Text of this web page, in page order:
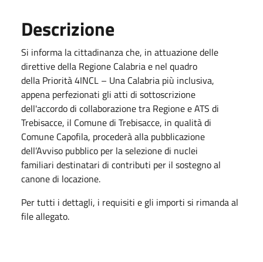
Descrizione
Si informa la cittadinanza che, in attuazione delle
direttive della Regione Calabria e nel quadro
della Priorità 4INCL – Una Calabria più inclusiva,
appena perfezionati gli atti di sottoscrizione
dell'accordo di collaborazione tra Regione e ATS di
Trebisacce, il Comune di Trebisacce, in qualità di
Comune Capofila, procederà alla pubblicazione
dell’Avviso pubblico per la selezione di nuclei
familiari destinatari di contributi per il sostegno al
canone di locazione.
Per tutti i dettagli, i requisiti e gli importi si rimanda al
file allegato.